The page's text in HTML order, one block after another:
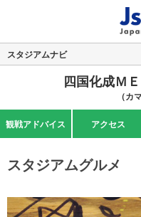
スタジアムナビ
四国化成Ｍ
（カ
観戦アドバイス アクセス
スタジアムグルメ